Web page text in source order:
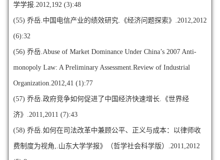
学学报.2012,192 (3):48
(55) 乔岳.中国电信产业的绩效研究.《经济问题探索》.2012,2012
(6):32
(56) 乔岳.Abuse of Market Dominance Under China’s 2007 Anti-
monopoly Law: A Preliminary Assessment.Review of Industrial
Organization.2012,41 (1):77
(57) 乔岳.政府竞争如何促进了中国经济快速增长.《世界经
济》.2011,2011 (7):43
(58) 乔岳.如何在司法改革中兼顾公平、正义与成本：以律师收
费制度为视角,.山东大学学报》（哲学社会科学版）.2011,2012